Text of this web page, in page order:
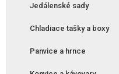
Jedálenské sady
Chladiace tašky a boxy
Panvice a hrnce